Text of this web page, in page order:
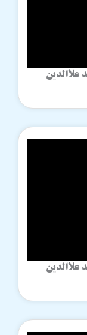
4 ( استاد سید علاالدین
5 ( استاد سید علاالدین